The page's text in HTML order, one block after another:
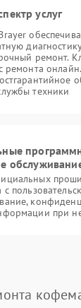
услуг
ремонт.
ремонта
техники
с
при